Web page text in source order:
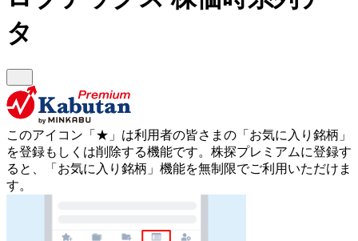
タ
このアイコン 「★」 は利用者の皆さまの 「お気に入り銘柄」
を登録もしくは削除する機能です。 株探プレミアムに登録す
ると、「お気に入り銘柄」機能を無制限でご利用いただけま
す。